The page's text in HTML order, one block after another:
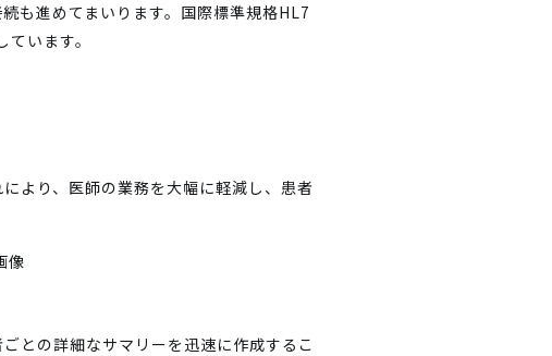
も進めてまいります。国際標準規格HL7
います。
より、医師の業務を大幅に軽減し、患者
との詳細なサマリーを迅速に作成するこ